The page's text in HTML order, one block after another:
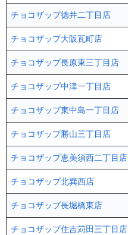
チョコザップ徳井二丁目店
チョコザップ大阪瓦町店
チョコザップ長原東三丁目店
チョコザップ中津一丁目店
チョコザップ東中島一丁目店
チョコザップ勝山三丁目店
チョコザップ恵美須西二丁目店
チョコザップ北巽西店
チョコザップ長堀橋東店
チョコザップ住吉苅田三丁目店